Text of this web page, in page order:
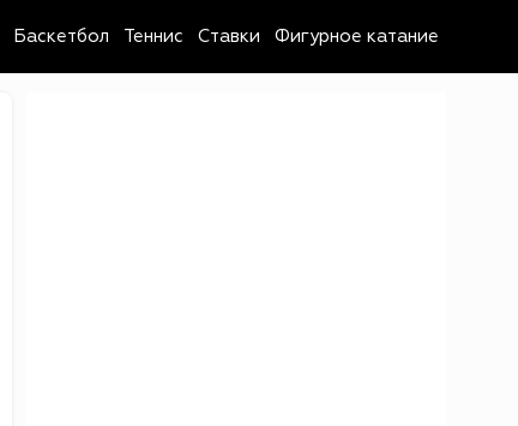
Баскетбол Теннис Ставки Фигурное катание